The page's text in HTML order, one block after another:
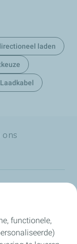
laden
Laadkabel
functionele,